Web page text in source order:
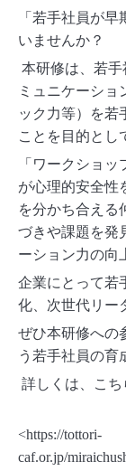
「若手社員が
いませんか？
本研修は、若
ミュニケーシ
ック力等）を若
ことを目的とし
「ワークショ
が心理的安全性
を分かち合える
づきや課題を発
ーション力の向
企業にとって若
化、次世代リー
ぜひ本研修への
う若手社員の育
詳しくは、こち
<https://tottori-
caf.or.jp/